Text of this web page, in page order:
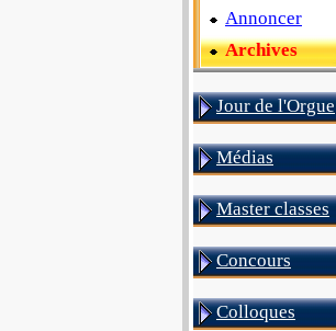
Annoncer
Archives
Jour de l'Orgue
Médias
Master classes
Concours
Colloques